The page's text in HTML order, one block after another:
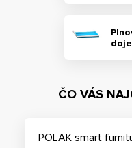
ČO VÁS
POLAK smart